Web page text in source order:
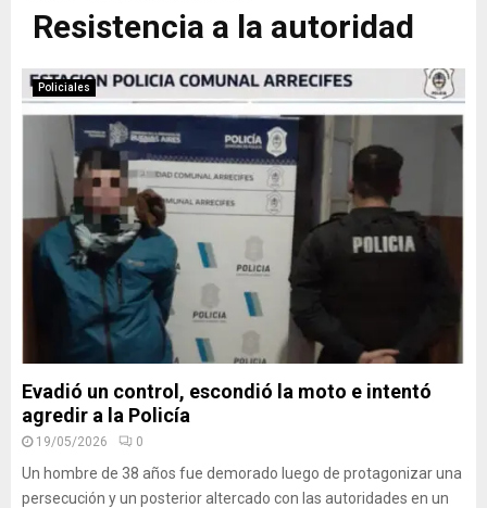
Resistencia a la autoridad
Policiales
Evadió un control, escondió la moto e intentó
agredir a la Policía
19/05/2026 0
Un hombre de 38 años fue demorado luego de protagonizar una
persecución y un posterior altercado con las autoridades en un